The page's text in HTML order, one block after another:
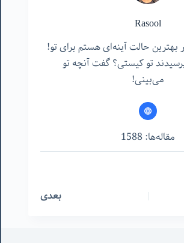
Rasool
حالت آینه‌ای هستم برای تو!
تو کیستی؟ گفت آنچه تو
می‌بینی!
مقاله‌ها: 1588
بعدی